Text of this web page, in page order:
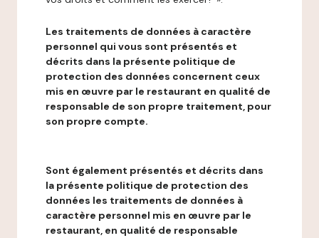
Les traitements de données à caractère
personnel qui vous sont présentés et
décrits dans la présente politique de
protection des données concernent ceux
mis en œuvre par le restaurant en qualité de
responsable de son propre traitement, pour
son propre compte.
Sont également présentés et décrits dans
la présente politique de protection des
données les traitements de données à
caractère personnel mis en œuvre par le
restaurant, en qualité de responsable